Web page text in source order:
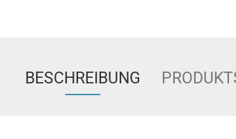
BESCHREIBUNG